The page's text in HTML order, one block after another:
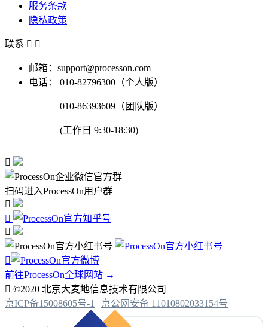
服务条款
隐私政策
联系  
邮箱：support@processon.com
电话：
010-82796300（个人版）
010-86393609（团队版）
(工作日 9:30-18:30)

扫码进入ProcessOn用户群




前往ProcessOn全球网站 →
 ©2020 北京大麦地信息技术有限公司
京ICP备15008605号-1 | 京公网安备 11010802033154号